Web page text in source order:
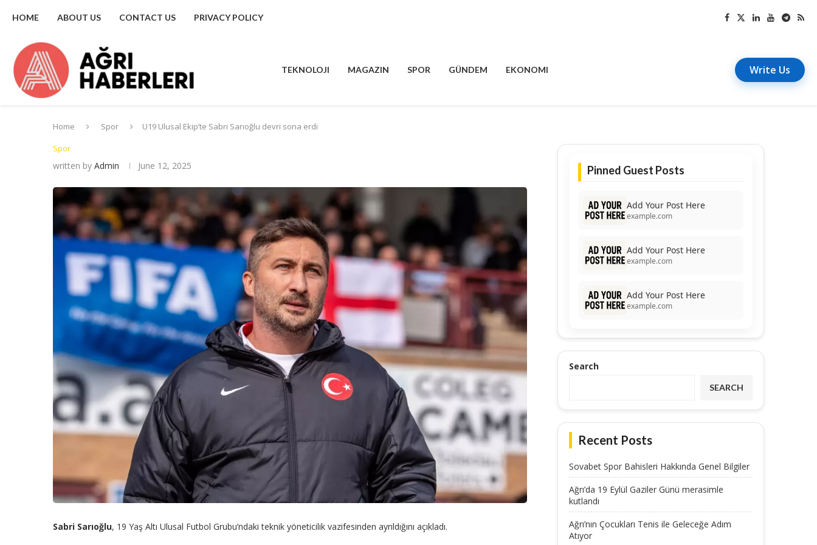
HOME ABOUT US CONTACT US PRIVACY POLICY
TEKNOLOJI MAGAZIN SPOR GÜNDEM EKONOMI Write Us
Home Spor
U19 Ulusal Ekip’te Sabri Sarıoğlu devri sona erdi
Spor
written by Admin June 12, 2025
Sabri Sarıoğlu, 19 Yaş Altı Ulusal Futbol Grubu’ndaki teknik yöneticilik vazifesinden ayrıldığını açıkladı.
Pinned Guest Posts
Add Your Post Here
example.com
Add Your Post Here
example.com
Add Your Post Here
example.com
Search
SEARCH
Recent Posts
Sovabet Spor Bahisleri Hakkında Genel Bilgiler
Ağrı’da 19 Eylül Gaziler Günü merasimle
kutlandı
Ağrı’nın Çocukları Tenis ile Geleceğe Adım
Atıyor